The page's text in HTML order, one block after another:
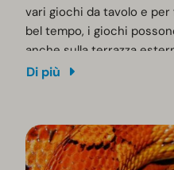
vari giochi da tavolo e per
bel tempo, i giochi
anche sulla terrazza
calcio balilla, l'air hockey e
Di più